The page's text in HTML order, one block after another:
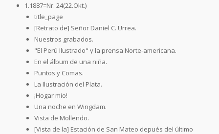
1.1887=Nr. 24(22.Okt.)
title_page
[Retrato de] Señor Daniel C. Urrea.
Nuestros grabados.
"El Perú Ilustrado" y la prensa Norte-americana.
En el álbum de una niña.
Puntos y Comas.
La Ilustración del Plata.
¡Hogar mio!
Una noche en Wingdam.
Vista de Mollendo.
[Vista de la] Estación de San Mateo depués del último